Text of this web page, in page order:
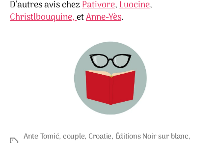
D’autres avis chezPativore,Luocine,
Christlbouquine,etAnne-Yès.
Ante Tomić, couple, Croatie, Éditions Noir sur blanc,